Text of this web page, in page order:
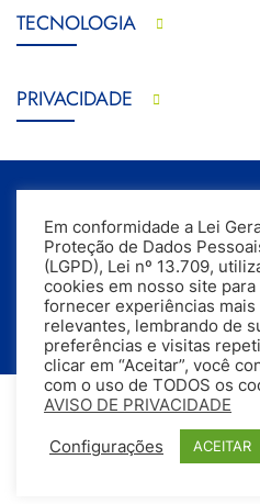
TECNOLOGIA
PRIVACIDADE
Todos os direitos
Em conformidade a Lei
Proteção de Dados
(LGPD), Lei nº 13.709,
cookies em nosso site para
fornecer experiências mais
relevantes, lembrando de
preferências e visitas
clicar em “Aceitar”, você
com o uso de TODOS os
AVISO DE PRIVACIDADE
Configurações ACEITAR